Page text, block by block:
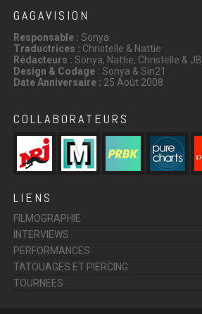
GAGAVISION
Responsable : Sonya
Traductrices : Christelle & Nattie
Rédacteurs : Sonya, Nattie, Christelle & JB
Design & Codage : Sonya & Sin21
Date Anniversaire : 25 Août 2008
COLLABORATEURS
LIENS
FILMOGRAPHIE
INTERVIEWS
PERFORMANCES
TATOUAGES ET PIERCING
TOURNEES